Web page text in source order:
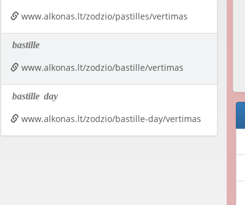
www.alkonas.lt/zodzio/pastilles/vertimas
bastille
www.alkonas.lt/zodzio/bastille/vertimas
bastille day
www.alkonas.lt/zodzio/bastille-day/vertimas